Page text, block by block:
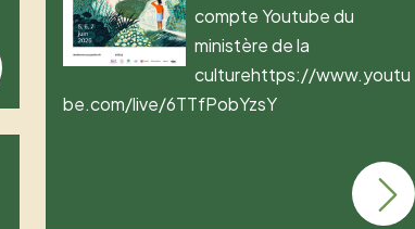
compte Youtube du
ministère de la
culturehttps://www.youtu
be.com/live/6TTfPobYzsY